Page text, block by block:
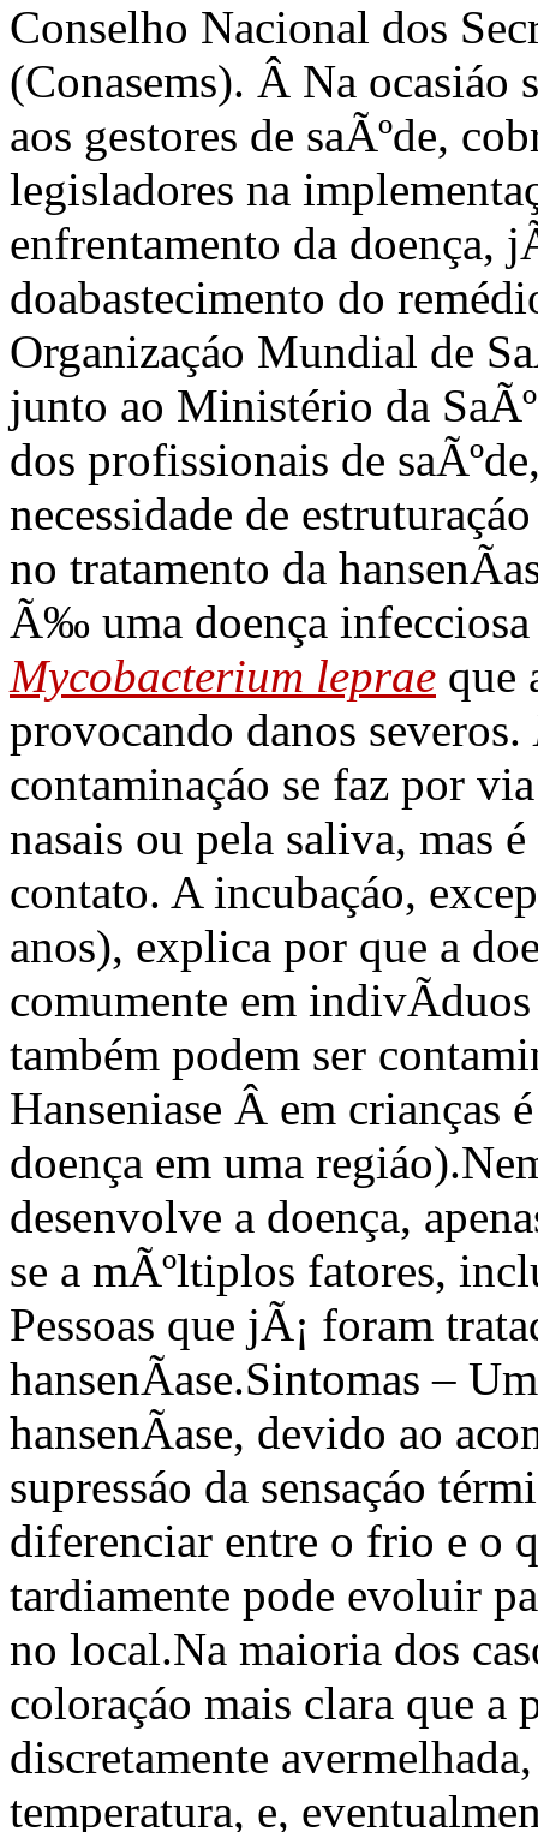
Conselho Nacional dos
(Conasems). Â Na ocasiáo
aos gestores de saÃºde,
legisladores na
enfrentamento da doença,
doabastecimento do
Organizaçáo Mundial de
junto ao Ministério da
dos profissionais de
necessidade de
no tratamento da
Ã‰ uma doença infecciosa
Mycobacterium leprae que
provocando danos severos.
contaminaçáo se faz por
nasais ou pela saliva, mas
contato. A incubaçáo,
anos), explica por que a
comumente em
também podem ser
Hanseniase Â em crianças
doença em uma regiáo).
desenvolve a doença,
se a mÃºltiplos fatores,
Pessoas que jÃ¡ foram
hansenÃ­ase.Sintomas –
hansenÃ­ase, devido ao
supressáo da sensaçáo
diferenciar entre o frio e o
tardiamente pode evoluir
no local.Na maioria dos
coloraçáo mais clara que a
discretamente
temperatura, e,